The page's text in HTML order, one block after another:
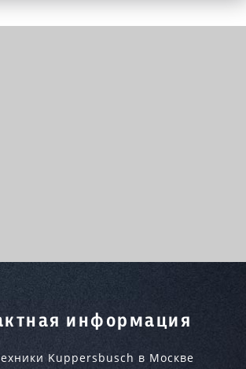
информация
Kuppersbusch в Москве